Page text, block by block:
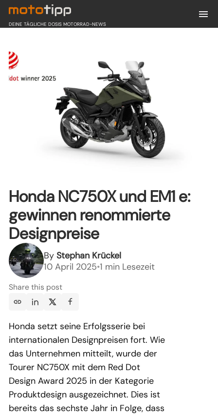
DEINE TÄGLICHE DOSIS MOTORRAD-NEWS
Honda NC750X und EM1 e:
gewinnen renommierte
Designpreise
By Stephan Krückel
10 April 2025•1 min Lesezeit
Share this post
Honda setzt seine Erfolgsserie bei
internationalen Designpreisen fort. Wie
das Unternehmen mitteilt, wurde der
Tourer NC750X mit dem Red Dot
Design Award 2025 in der Kategorie
Produktdesign ausgezeichnet. Dies ist
bereits das sechste Jahr in Folge, dass